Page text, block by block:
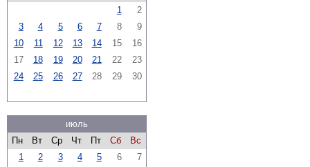
1
2
3
4 5 6 7 8
9
10
11 12 13 14 15
16
17
18 19 20 21 22
23
24
25 26 27 28 29 30
июль
Пн
Вт Ср Чт Пт Сб
Вс
1
2 3 4 5 6
7